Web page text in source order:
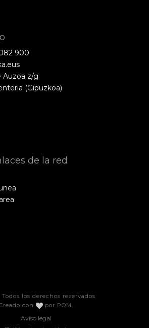
900
Auzoa z/g
(Gipuzkoa)
de la red
Todos los derechos reservados
con
por POM
Aviso legal